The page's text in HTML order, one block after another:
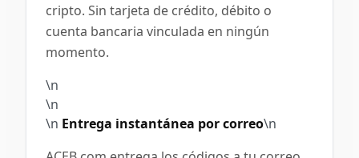
cripto. Sin tarjeta de crédito, débito o
cuenta bancaria vinculada en ningún
momento.
\n
\n
\n Entrega instantánea por correo\n